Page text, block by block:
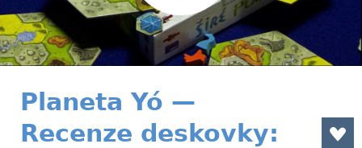
Planeta Yó —
Recenze deskovky: